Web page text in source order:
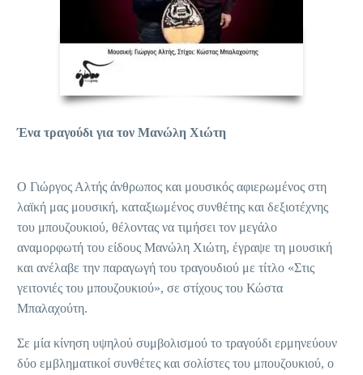
Ένα τραγούδι για τον Μανώλη Χιώτη
Ο Γιώργος Αλτής άνθρωπος και μουσικός αφιερωμένος στη
λαϊκή μας μουσική, καταξιωμένος συνθέτης και δεξιοτέχνης
του μπουζουκιού, θέλοντας να τιμήσει τον μεγάλο
αναμορφωτή του είδους Μανώλη Χιώτη, έγραψε τη μουσική
και ανέλαβε την παραγωγή του τραγουδιού με τίτλο «Στις
γειτονιές του μπουζουκιού», σε στίχους του Κώστα
Μπαλαχούτη.
Σε μία κίνηση υψηλού συμβολισμού το τραγούδι ερμηνεύουν
δύο εμβληματικοί συνθέτες και σολίστες του μπουζουκιού, ο